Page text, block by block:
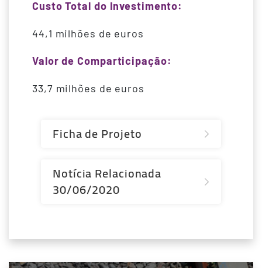
Custo Total do Investimento:
44,1 milhões de euros
Valor de Comparticipação:
33,7 milhões de euros
Ficha de Projeto
Notícia Relacionada
30/06/2020